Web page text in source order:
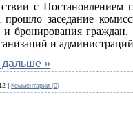
с Постановлением
прошло заседание
и бронирования
и
дальше »
Комментарии (0)